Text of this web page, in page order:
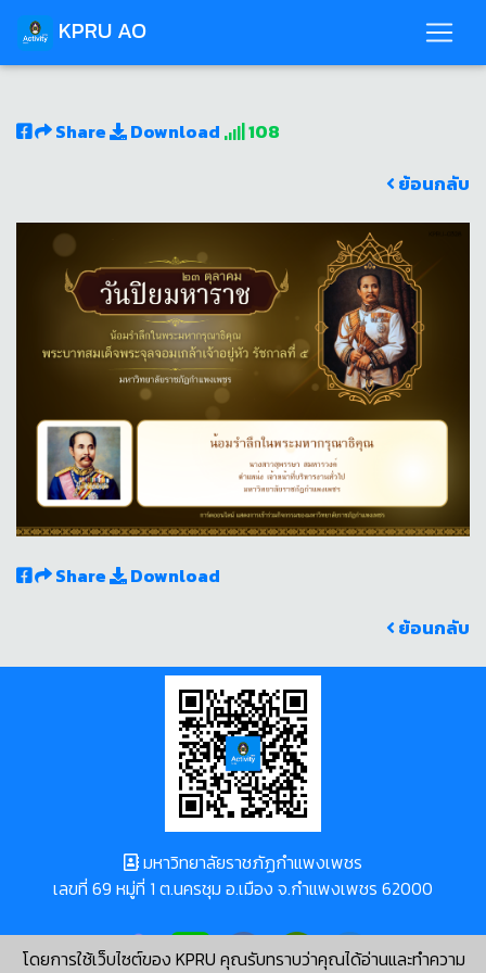
KPRU AO
Share Download
108
ย้อนกลับ
Share
Download
ย้อนกลับ
โดยการใช้เว็บไซต์ของ KPRU คุณรับทราบว่าคุณได้อ่านและทำความ
มหาวิทยาลัยราชภัฏกำแพงเพชร
เลขที่ 69 หมู่ที่ 1 ต.นครชุม อ.เมือง จ.กำแพงเพชร 62000